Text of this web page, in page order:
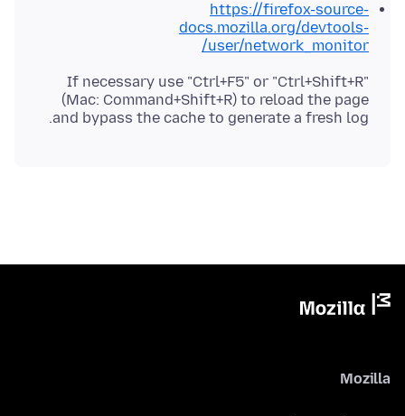
https://firefox-source-
docs.mozilla.org/devtools-
user/network_monitor/
If necessary use "Ctrl+F5" or "Ctrl+Shift+R"
(Mac: Command+Shift+R) to reload the page
and bypass the cache to generate a fresh log.
Mozilla